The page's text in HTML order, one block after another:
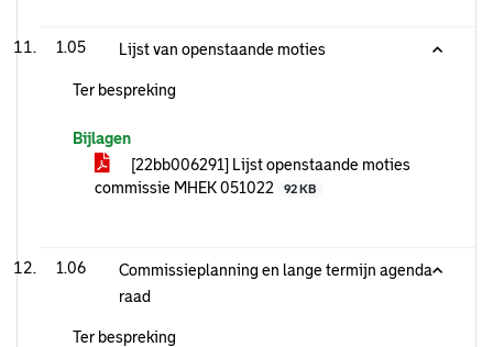
1.05 Lijst van openstaande moties
Ter bespreking
Bijlagen
[22bb006291] Lijst openstaande moties
commissie MHEK 051022
92 KB
1.06
Commissieplanning en lange termijn agenda
raad
Ter bespreking